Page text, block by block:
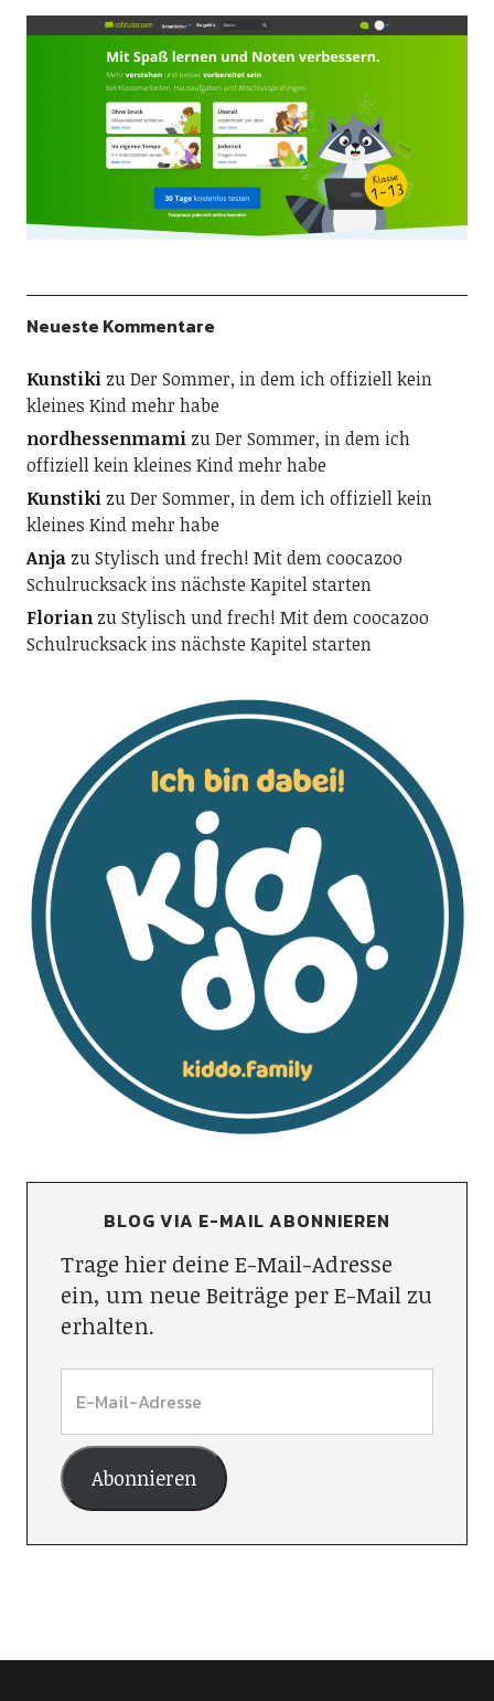
Neueste Kommentare
KunstikizuDer Sommer, in dem ich offiziell kein
kleines Kind mehr habe
nordhessenmamizuDer Sommer, in dem ich
offiziell kein kleines Kind mehr habe
KunstikizuDer Sommer, in dem ich offiziell kein
kleines Kind mehr habe
AnjazuStylisch und frech! Mit dem coocazoo
Schulrucksack ins nächste Kapitel starten
FlorianzuStylisch und frech! Mit dem coocazoo
Schulrucksack ins nächste Kapitel starten
BLOG VIA E-MAIL ABONNIEREN
Trage hier deine E-Mail-Adresse
ein, um neue Beiträge per E-Mail zu
erhalten.
Abonnieren